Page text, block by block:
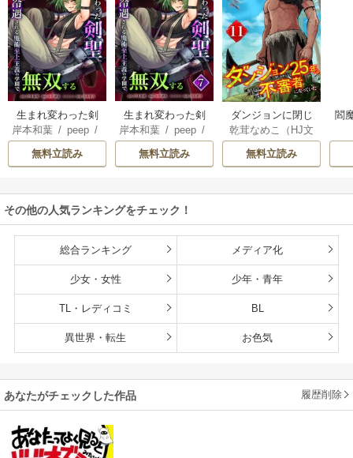
生まれ変わった剣
聖、剣士が冷遇さ
れる魔術至上主義
の学園で無双する
岸本和葉/ peep/
染野静也/
/taskey STUDI
無料立読み
生まれ変わった剣
聖、剣士が冷遇さ
れる魔術至上主義
の学園で無双する
岸本和葉/ peep/
染野静也/
/taskey STUDI
無料立読み
ダンジョンに閉じ
込められて25年。
救出されたときに
は立派な不審者に
版】
乾茸なめこ（HJ文
庫／ホビージャパ
ン刊）/御手洗太
無料立読み
閻
その他の人気ランキングをチェック！
総合ランキング メディア化
少女・女性 少年・青年
TL・レディコミ BL
異世界・転生 お色気
あなたがチェックした作品 履歴削除